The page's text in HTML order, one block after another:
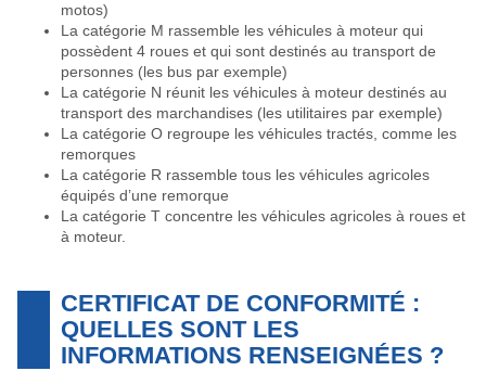
motos)
La catégorie M rassemble les véhicules à moteur qui
possèdent 4 roues et qui sont destinés au transport de
personnes (les bus par exemple)
La catégorie N réunit les véhicules à moteur destinés au
transport des marchandises (les utilitaires par exemple)
La catégorie O regroupe les véhicules tractés, comme les
remorques
La catégorie R rassemble tous les véhicules agricoles
équipés d’une remorque
La catégorie T concentre les véhicules agricoles à roues et
à moteur.
CERTIFICAT DE CONFORMITÉ :
QUELLES SONT LES
INFORMATIONS RENSEIGNÉES ?